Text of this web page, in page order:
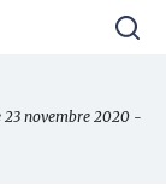
novembre 2020 -